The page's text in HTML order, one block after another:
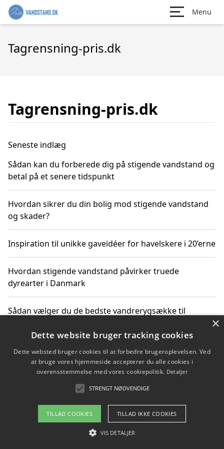
Menu
Tagrensning-pris.dk
Tagrensning-pris.dk
Seneste indlæg
Sådan kan du forberede dig på stigende vandstand og
betal på et senere tidspunkt
Hvordan sikrer du din bolig mod stigende vandstand
og skader?
Inspiration til unikke gaveidéer for havelskere i 20’erne
Hvordan stigende vandstand påvirker truede
dyrearter i Danmark
Sådan vælger du de bedste vandrerygsække til
Copyright 2026 - Pilanto Aps
Om / kontakt
×
Dette website bruger tracking cookies
Dette websted bruger cookies til at forbedre brugeroplevelsen. Ved
at bruge vores hjemmeside accepterer du alle cookies i
overensstemmelse med vores cookiepolitik. Detaljer
STRENGT NØDVENDIGE
TILLAD COOKIES TILLAD IKKE COOKIES
VIS DETALJER